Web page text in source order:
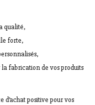
qualité,
forte,
fabrication de vos produits
positive pour vos